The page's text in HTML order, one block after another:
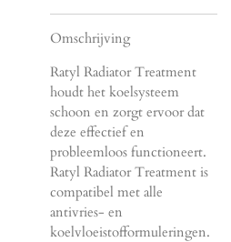
Omschrijving
Ratyl Radiator Treatment
houdt het koelsysteem
schoon en zorgt ervoor dat
deze effectief en
probleemloos functioneert.
Ratyl Radiator Treatment is
compatibel met alle
antivries- en
koelvloeistofformuleringen.